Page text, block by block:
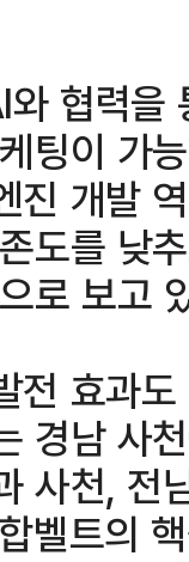
협력을
팅이 가
진 개발
도를 낮
로 보고
전 효과
경남 사
사천, 전
벨트의